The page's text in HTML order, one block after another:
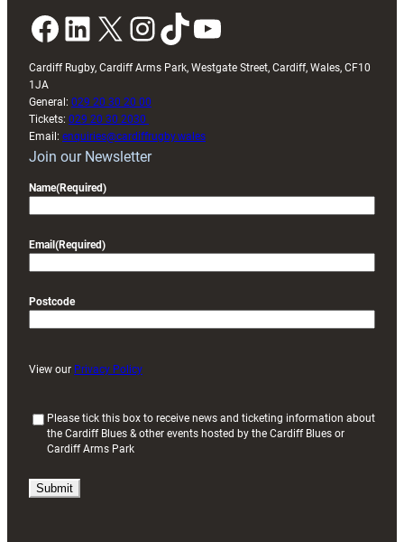
Facebook LinkedIn X InstagramTikTok YouTube
Cardiff Rugby, Cardiff Arms Park, Westgate Street, Cardiff, Wales, CF10
1JA
General: 029 20 30 20 00
Tickets: 029 20 30 2030
Email: enquiries@cardiffrugby.wales
Join our Newsletter
Name(Required)
Email (Required)
Postcode
View our Privacy Policy
i
Please tick this box to receive news and ticketing information about
the Cardiff Blues & other events hosted by the Cardiff Blues or
Cardiff Arms Park